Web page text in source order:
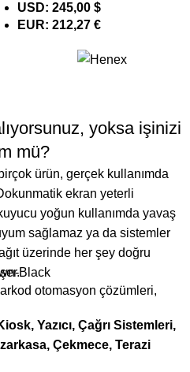
USD: 245,00 $
EUR: 212,27 €
yoksa işinizi
mü?
ürün, gerçek kullanımda
ekran yeterli
yoğun kullanımda yavaş
sağlamaz ya da sistemler
üzerinde her şey doğru
yazılım ve kullanım
sistem çalışır ama verimli
otomasyon çözümleri,
Yazıcı, Çağrı Sistemleri,
Çekmece, Terazi